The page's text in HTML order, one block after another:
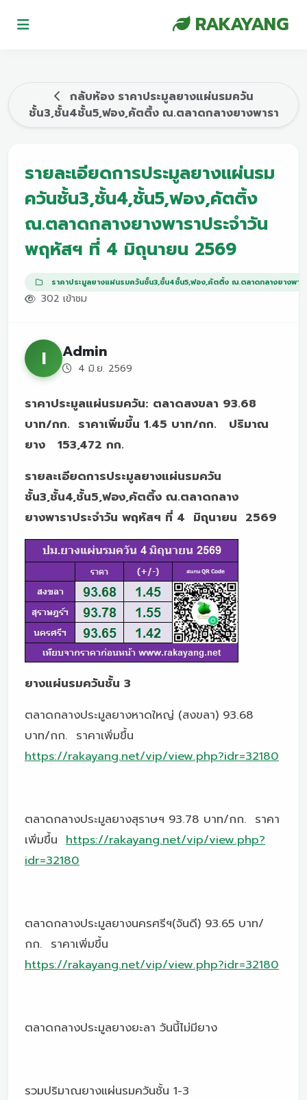
RAKAYANG
กลับห้อง ราคาประมูลยางแผ่นรมควัน
ชั้น3,ชั้น4ชั้น5,ฟอง,คัตติ้ง ณ.ตลาดกลางยางพารา
รายละเอียดการประมูลยางแผ่นรม
ควันชั้น3,ชั้น4,ชั้น5,ฟอง,คัตติ้ง
ณ.ตลาดกลางยางพาราประจำวัน
พฤหัสฯ ที่ 4 มิถุนายน 2569
ราคาประมูลยางแผ่นรมควันชั้น3,ชั้น4ชั้น5,ฟอง,คัตติ้ง ณ.ตลาดกลางยางพาร
302 เข้าชม
I Admin
4 มิ.ย. 2569
ราคาประมูลแผ่นรมควัน: ตลาดสงขลา 93.68
บาท/กก. ราคาเพิ่มขึ้น 1.45 บาท/กก. ปริมาณ
ยาง 153,472 กก.
รายละเอียดการประมูลยางแผ่นรมควัน
ชั้น3,ชั้น4,ชั้น5,ฟอง,คัตติ้ง ณ.ตลาดกลาง
ยางพาราประจำวัน พฤหัสฯ ที่ 4 มิถุนายน 2569
ยางแผ่นรมควันชั้น 3
ตลาดกลางประมูลยางหาดใหญ่ (สงขลา) 93.68
บาท/กก. ราคาเพิ่มขึ้น
https://rakayang.net/vip/view.php?idr=32180
ตลาดกลางประมูลยางสุราษฯ 93.78 บาท/กก. ราคา
เพิ่มขึ้น https://rakayang.net/vip/view.php?
idr=32180
ตลาดกลางประมูลยางนครศรีฯ(จันดี) 93.65 บาท/
กก. ราคาเพิ่มขึ้น
https://rakayang.net/vip/view.php?idr=32180
ตลาดกลางประมูลยางยะลา วันนี้ไม่มียาง
รวมปริมาณยางแผ่นรมควันชั้น 1-3